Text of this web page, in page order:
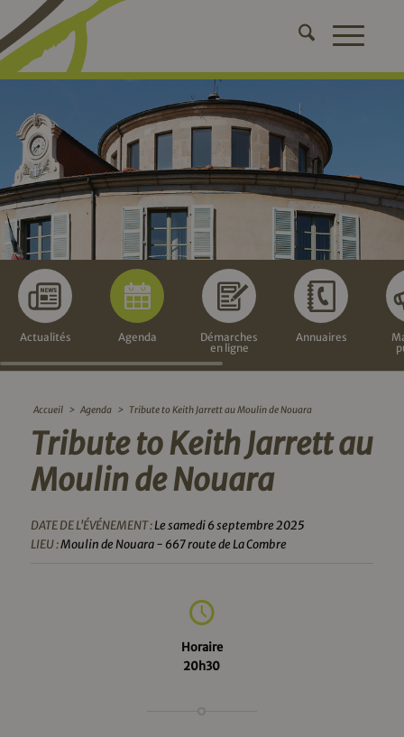
Actualités Agenda
Démarches
en ligne
Annuaires
Accueil > Agenda > Tribute to Keith Jarrett au Moulin de Nouara
Tribute to Keith Jarrett au
Moulin de Nouara
DATE DE L'ÉVÉNEMENT :Le samedi 6 septembre 2025
LIEU :Moulin de Nouara - 667 route de La Combre
Horaire
20h30